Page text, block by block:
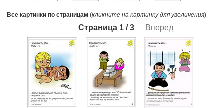
Все картинки по страницам (кликните на картинку для увеличения)
Страница 1 /3 Вперед